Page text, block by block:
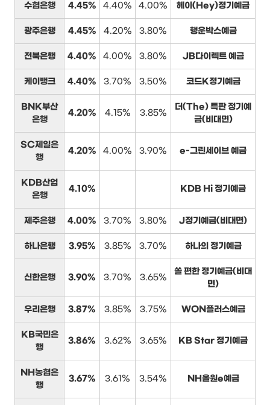
수협은행 4.45% 4.40% 4.00% 헤이(Hey)정기예금
광주은행 4.45% 4.20% 3.80% 행운박스예금
전북은행 4.40% 4.00% 3.80% JB다이렉트 예금
케이뱅크 4.40% 3.70% 3.50% 코드K정기예금
BNK부산
은행
4.20% 4.15% 3.85%
더(The) 특판 정기예
금(비대면)
SC제일은
행
4.20% 4.00% 3.90% e-그린세이브 예금
KDB산업
은행
4.10% KDB Hi 정기예금
제주은행 4.00% 3.70% 3.80% J정기예금(비대면)
하나은행 3.95% 3.85% 3.70% 하나의 정기예금
신한은행 3.90% 3.70% 3.65%
쏠 편한 정기예금(비대
면)
우리은행 3.87% 3.85% 3.75% WON플러스예금
KB국민은
행
3.86% 3.62% 3.65% KB Star 정기예금
NH농협은
행
3.67% 3.61% 3.54% NH올원e예금